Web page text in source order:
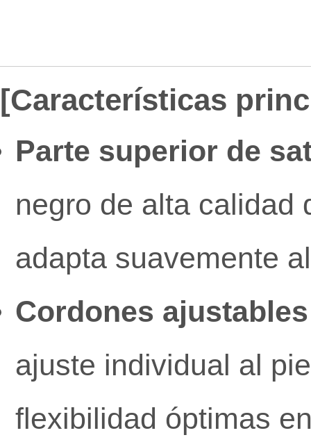
[Características
Parte superior de
negro de alta calidad
adapta suavemente
Cordones
ajuste individual al
flexibilidad óptimas